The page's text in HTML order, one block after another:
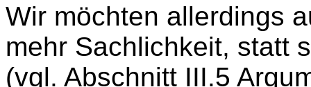
Wir möchten allerdings
mehr Sachlichkeit, statt
(vgl. Abschnitt III.5